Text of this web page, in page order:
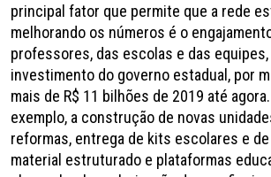
principal fator que permite que a rede
melhorando os números é o
professores, das escolas e das equipes,
investimento do governo estadual, por
mais de R$ 11 bilhões de 2019 até
exemplo, a construção de novas
reformas, entrega de kits escolares e
material estruturado e plataformas